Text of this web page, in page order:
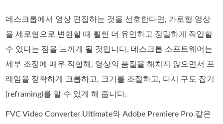
데스크톱에서 영상 편집하는 것을 선호한다면, 가로형 영상
을 세로형으로 변환할 때 훨씬 더 유연하고 정밀하게 작업할
수 있다는 점을 느끼게 될 것입니다. 데스크톱 소프트웨어는
세부 조정에 매우 적합해, 영상의 품질을 해치지 않으면서 프
레임을 정확하게 크롭하고, 크기를 조절하고, 다시 구도 잡기
(reframing)를 할 수 있게 해 줍니다.
FVC Video Converter Ultimate와 Adobe Premiere Pro 같은